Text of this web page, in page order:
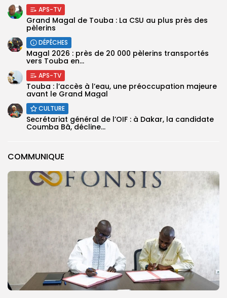
COMMUNIQUE
APS-TV
Grand Magal de Touba : La CSU au plus près des
pèlerins
DÉPÊCHES
Magal 2026 : près de 20 000 pèlerins transportés
vers Touba en...
APS-TV
Touba : l’accès à l’eau, une préoccupation majeure
avant le Grand Magal
CULTURE
Secrétariat général de l’OIF : à Dakar, la candidate
Coumba Bâ, décline...